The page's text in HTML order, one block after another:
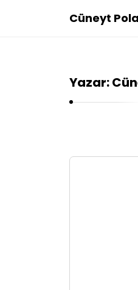
Cüneyt
Yazar: